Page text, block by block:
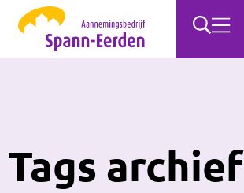
Tags archief